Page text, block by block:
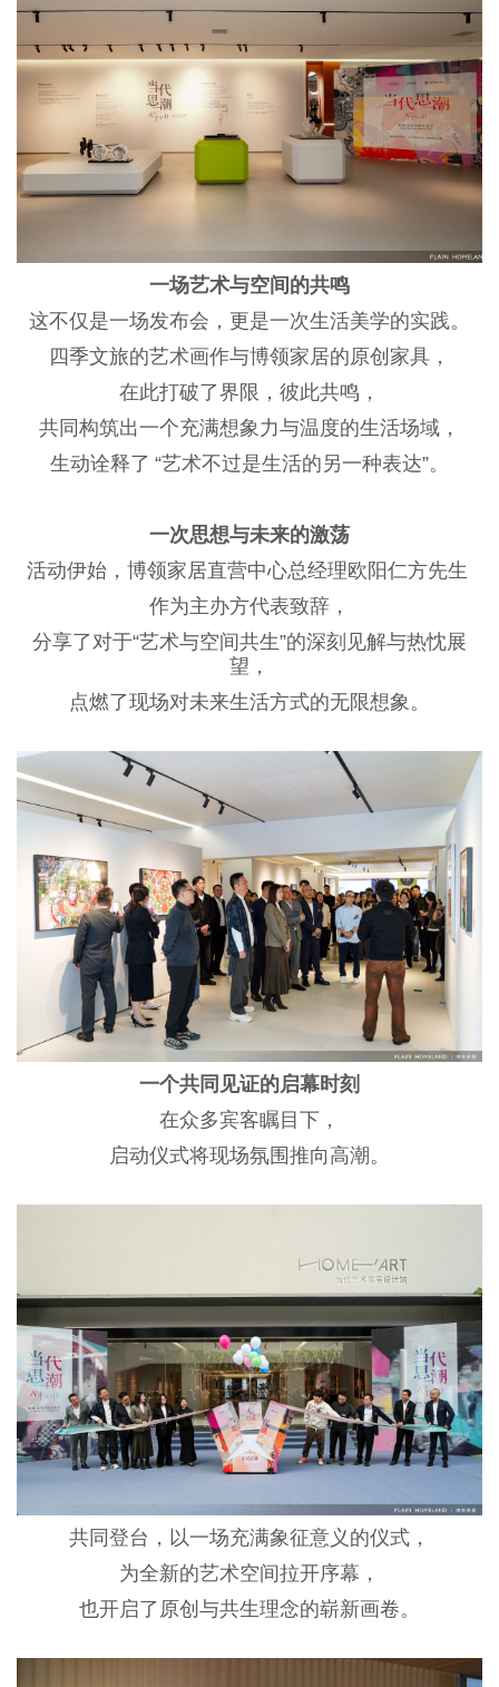
一场艺术与空间的共鸣
这不仅是一场发布会，更是一次生活美学的实践。
四季文旅的艺术画作与博领家居的原创家具，
在此打破了界限，彼此共鸣，
共同构筑出一个充满想象力与温度的生活场域，
生动诠释了 “艺术不过是生活的另一种表达”。
一次思想与未来的激荡
活动伊始，博领家居直营中心总经理欧阳仁方先生
作为主办方代表致辞，
分享了对于“艺术与空间共生”的深刻见解与热忱展
望，
点燃了现场对未来生活方式的无限想象。
一个共同见证的启幕时刻
在众多宾客瞩目下，
启动仪式将现场氛围推向高潮。
共同登台，以一场充满象征意义的仪式，
为全新的艺术空间拉开序幕，
也开启了原创与共生理念的崭新画卷。